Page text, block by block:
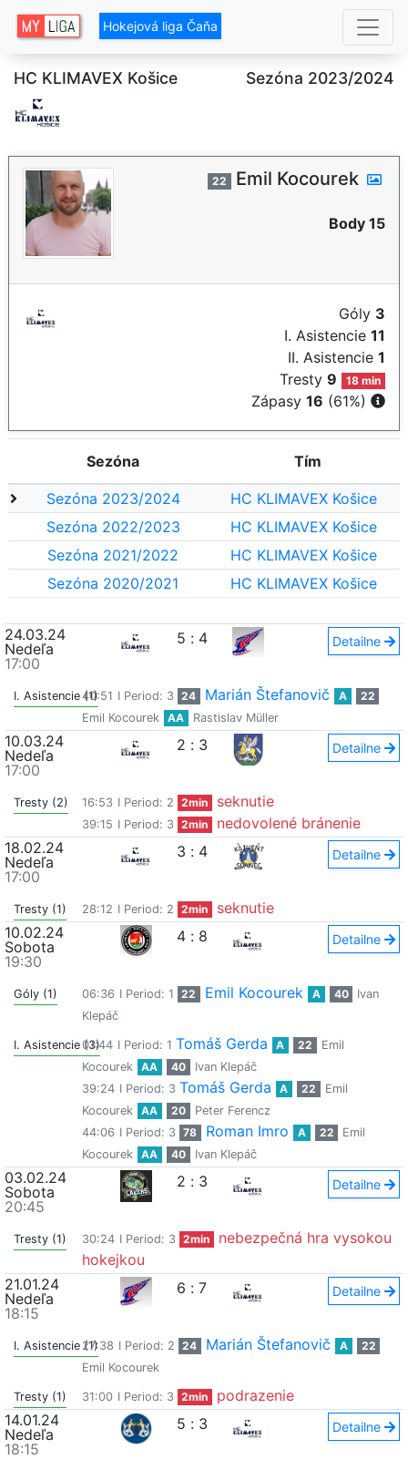
Hokejová liga Čaňa
HC KLIMAVEX Košice Sezóna 2023/2024
22 Emil Kocourek
Body 15
Góly 3
I. Asistencie 11
II. Asistencie 1
Tresty9 18 min
Zápasy 16 (61%)
Sezóna Tím
Sezóna 2023/2024
HC KLIMAVEX Košice
Sezóna 2022/2023
HC KLIMAVEX Košice
Sezóna 2021/2022
HC KLIMAVEX Košice
Sezóna 2020/2021
HC KLIMAVEX Košice
24.03.24
Nedeľa
17:00
5 : 4 Detailne
I. Asistencie (1)40:51 I Period: 3 24 Marián Štefanovič A
22
Emil Kocourek
AA Rastislav Müller
10.03.24
Nedeľa
17:00
2 : 3 Detailne
Tresty (2) 16:53 I Period: 2 2min seknutie
39:15 I Period: 3 2min
nedovolené bránenie
18.02.24
Nedeľa
17:00
3 : 4 Detailne
Tresty (1) 28:12 I Period: 2 2min
seknutie
10.02.24
Sobota
19:30
4 : 8 Detailne
Góly (1) 06:36 I Period: 1 22 Emil Kocourek A 40
Ivan
Klepáč
I. Asistencie (3)
01:44 I Period: 1 Tomáš Gerda A 22
Emil
Kocourek
AA 40
Ivan Klepáč
39:24 I Period: 3 Tomáš Gerda A 22
Emil
Kocourek
AA 20
Peter Ferencz
44:06 I Period: 3 78 Roman Imro A 22
Emil
Kocourek
AA 40 Ivan Klepáč
03.02.24
Sobota
20:45
2 : 3 Detailne
Tresty (1) 30:24 I Period: 3 2min
nebezpečná hra vysokou
hokejkou
21.01.24
Nedeľa
18:15
6 : 7 Detailne
I. Asistencie (1)27:38 I Period: 2 24 Marián Štefanovič A
22
Emil Kocourek
Tresty (1) 31:00 I Period: 3 2min
podrazenie
14.01.24
Nedeľa
18:15
5 : 3 Detailne